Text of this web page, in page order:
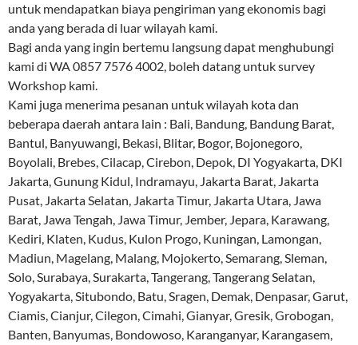
untuk mendapatkan biaya pengiriman yang ekonomis bagi
anda yang berada di luar wilayah kami.
Bagi anda yang ingin bertemu langsung dapat menghubungi
kami di WA 0857 7576 4002, boleh datang untuk survey
Workshop kami.
Kami juga menerima pesanan untuk wilayah kota dan
beberapa daerah antara lain : Bali, Bandung, Bandung Barat,
Bantul, Banyuwangi, Bekasi, Blitar, Bogor, Bojonegoro,
Boyolali, Brebes, Cilacap, Cirebon, Depok, DI Yogyakarta, DKI
Jakarta, Gunung Kidul, Indramayu, Jakarta Barat, Jakarta
Pusat, Jakarta Selatan, Jakarta Timur, Jakarta Utara, Jawa
Barat, Jawa Tengah, Jawa Timur, Jember, Jepara, Karawang,
Kediri, Klaten, Kudus, Kulon Progo, Kuningan, Lamongan,
Madiun, Magelang, Malang, Mojokerto, Semarang, Sleman,
Solo, Surabaya, Surakarta, Tangerang, Tangerang Selatan,
Yogyakarta, Situbondo, Batu, Sragen, Demak, Denpasar, Garut,
Ciamis, Cianjur, Cilegon, Cimahi, Gianyar, Gresik, Grobogan,
Banten, Banyumas, Bondowoso, Karanganyar, Karangasem,